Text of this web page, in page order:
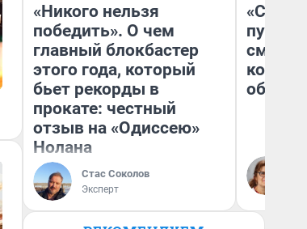
«Никого нельзя
победить». О чем
главный блокбастер
этого года, который
бьет рекорды в
прокате: честный
отзыв на «Одиссею»
Нолана
Стас Соколов
Эксперт